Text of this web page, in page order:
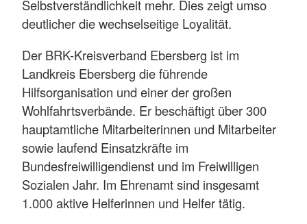
Selbstverständlichkeit mehr. Dies zeigt umso
deutlicher die wechselseitige Loyalität.
Der BRK-Kreisverband Ebersberg ist im
Landkreis Ebersberg die führende
Hilfsorganisation und einer der großen
Wohlfahrtsverbände. Er beschäftigt über 300
hauptamtliche Mitarbeiterinnen und Mitarbeiter
sowie laufend Einsatzkräfte im
Bundesfreiwilligendienst und im Freiwilligen
Sozialen Jahr. Im Ehrenamt sind insgesamt
1.000 aktive Helferinnen und Helfer tätig.